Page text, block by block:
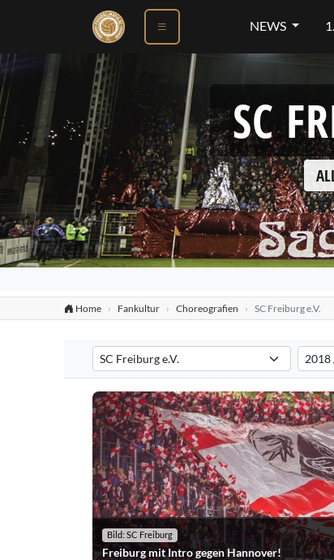
NEWS
SC
Home Fankultur Choreografien SC Freiburg e.V.
Verein auswählen
Filtert die Choreografien nach dem
Filtert
Bild: SC Freiburg
Freiburg mit Intro gegen Hannover!